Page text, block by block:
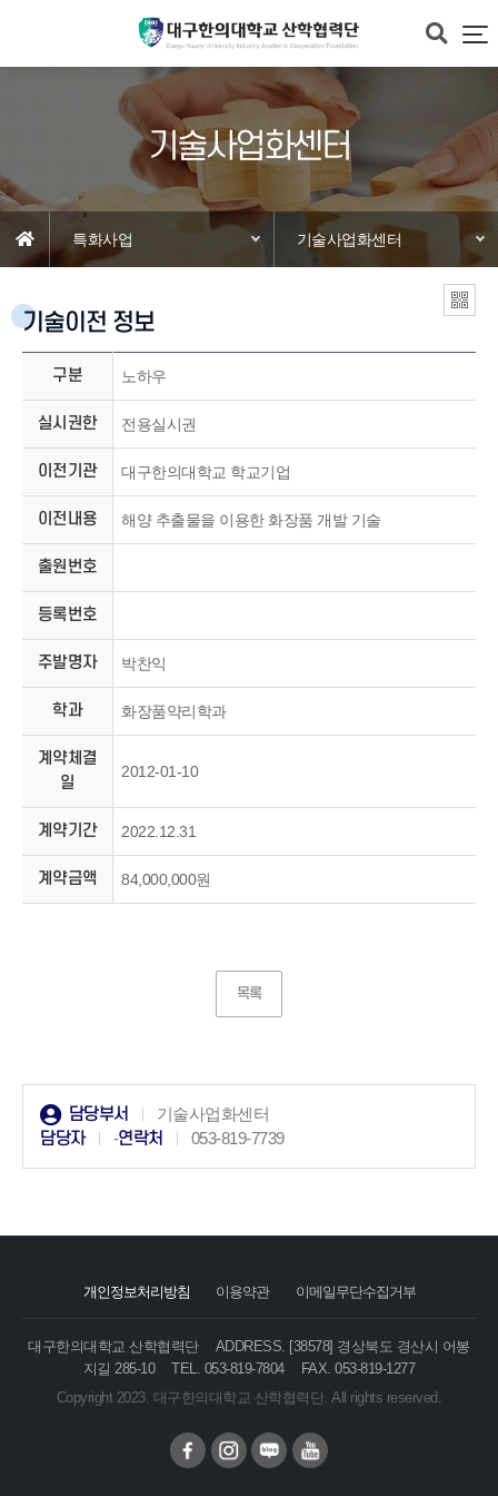
기술사업화센터
특화사업 기술사업화센터
기술이전 정보
구분 노하우
실시권한 전용실시권
이전기관 대구한의대학교 학교기업
이전내용 해양 추출물을 이용한 화장품 개발 기술
출원번호
등록번호
주발명자 박찬익
학과 화장품약리학과
계약체결
일
2012-01-10
계약기간 2022.12.31
계약금액 84,000,000원
목록
담당부서 기술사업화센터
담당자 -연락처 053-819-7739
개인정보처리방침 이용약관 이메일무단수집거부
대구한의대학교 산학협력단
ADDRESS. [38578] 경상북도 경산시 어봉
지길 285-10
TEL. 053-819-7804
FAX. 053-819-1277
Copyright 2023. 대구한의대학교 산학협력단. All rights reserved.